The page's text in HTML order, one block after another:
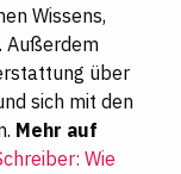
Wissens,
Außerdem
über
sich mit den
Mehr auf
Wie